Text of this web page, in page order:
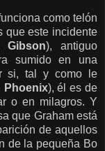
como telón
que este incidente
Gibson), antiguo
sumido en una
si, tal y como le
Phoenix), él es de
o en milagros. Y
que Graham está
de aquellos
de la pequeña Bo